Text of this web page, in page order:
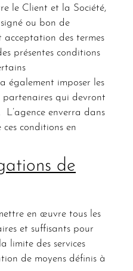
le Client et la Société,
signé ou bon de
des termes
présentes conditions
également imposer les
partenaires qui devront
enverra dans
conditions en
de
en œuvre tous les
et suffisants pour
limite des services
de moyens définis à